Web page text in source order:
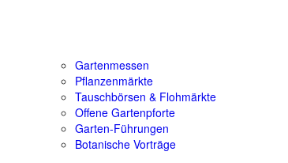
Gartenmessen
Pflanzenmärkte
Tauschbörsen & Flohmärkte
Offene Gartenpforte
Garten-Führungen
Botanische Vorträge